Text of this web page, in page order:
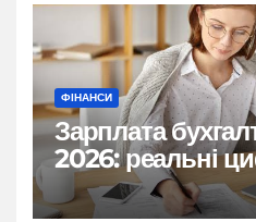
ФІНАНСИ
Зарплата
2026: реальні
нюанси